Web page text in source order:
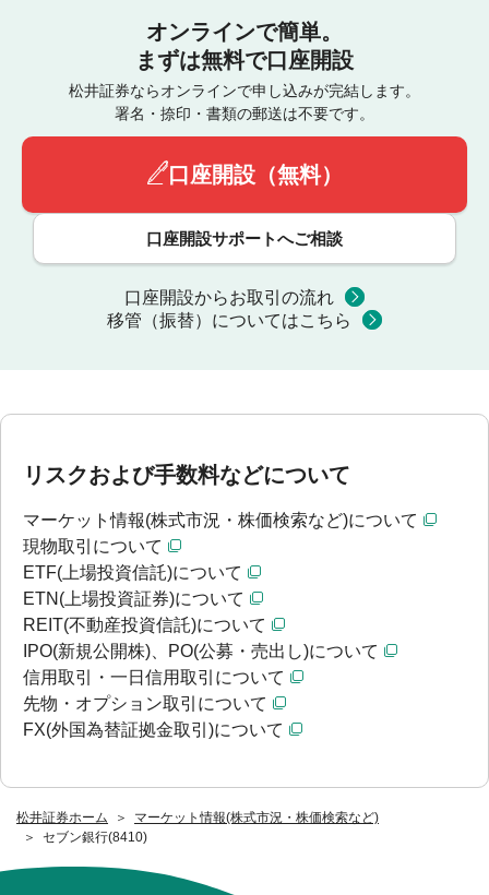
松井証券ホーム
マーケット情報(株式市況・株価検索など)
セブン銀行(8410)
オンラインで簡単。
まずは無料で口座開設
松井証券ならオンラインで申し込みが完結します。
署名・捺印・書類の郵送は不要です。
口座開設（無料）
口座開設サポートへご相談
口座開設からお取引の流れ
移管（振替）についてはこちら
リスクおよび手数料などについて
マーケット情報(株式市況・株価検索など)について
現物取引について
ETF(上場投資信託)について
ETN(上場投資証券)について
REIT(不動産投資信託)について
IPO(新規公開株)、PO(公募・売出し)について
信用取引・一日信用取引について
先物・オプション取引について
FX(外国為替証拠金取引)について